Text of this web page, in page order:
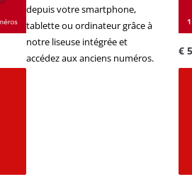
depuis votre smartphone,
tablette ou ordinateur grâce à
notre liseuse intégrée et
accédez aux anciens numéros.
€